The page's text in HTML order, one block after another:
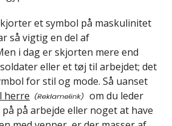
et symbol på maskulinitet
så vigtig en del af
i dag er skjorten mere end
eller et tøj til arbejdet; det
for stil og mode. Så uanset
herre
om du leder
på arbejde eller noget at have